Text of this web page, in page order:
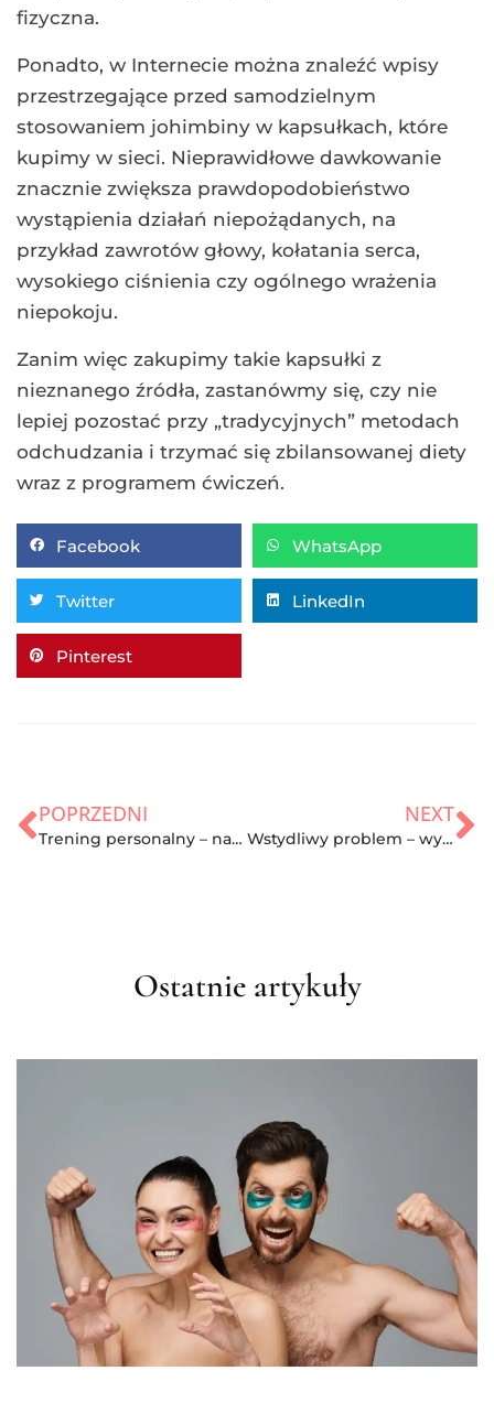
fizyczna.
Ponadto, w Internecie można znaleźć wpisy
przestrzegające przed samodzielnym
stosowaniem johimbiny w kapsułkach, które
kupimy w sieci. Nieprawidłowe dawkowanie
znacznie zwiększa prawdopodobieństwo
wystąpienia działań niepożądanych, na
przykład zawrotów głowy, kołatania serca,
wysokiego ciśnienia czy ogólnego wrażenia
niepokoju.
Zanim więc zakupimy takie kapsułki z
nieznanego źródła, zastanówmy się, czy nie
lepiej pozostać przy „tradycyjnych” metodach
odchudzania i trzymać się zbilansowanej diety
wraz z programem ćwiczeń.
Facebook WhatsApp
Twitter LinkedIn
Pinterest
POPRZEDNI
Trening personalny – na czym polega?
NEXT
Wstydliwy problem – wypryski na pośladkach
Ostatnie artykuły